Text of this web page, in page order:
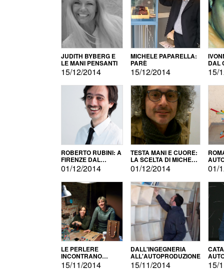
JUDITH BYBERG E
LE MANI PENSANTI
15/12/2014
MICHELE PAPARELLA:
PARÈ
15/12/2014
DAL
15/
ROBERTO RUBINI: A
FIRENZE DAL
PRODOTTO ALLA
PROMOZIONE
01/12/2014
TESTA MANI E CUORE:
LA SCELTA DI MICHELE
BARBERIO
01/12/2014 01/
LE PERLERE
INCONTRANO
L'AUTOPRODUZIONE
15/11/2014
DALL'INGEGNERIA
ALL'AUTOPRODUZIONE
15/11/2014 15/